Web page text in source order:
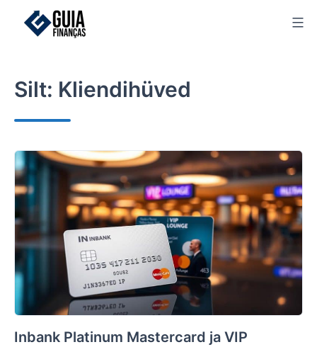
Silt: Kliendihüved
Inbank Platinum Mastercard ja VIP